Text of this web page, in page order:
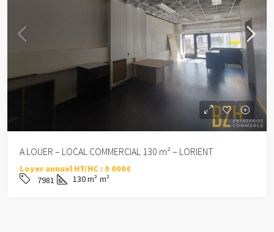
A LOUER – LOCAL COMMERCIAL 130 m² – LORIENT
Loyer annuel HT/HC : 9 000€
7981
130 m² m²